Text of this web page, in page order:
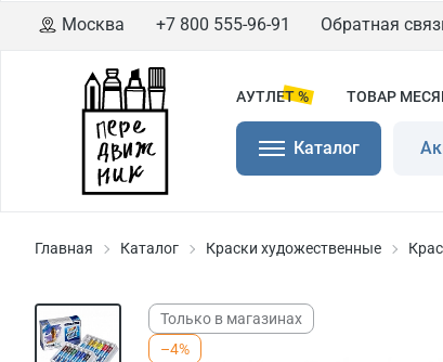
Москва +7 800 555-96-91 Обратная
АУТЛЕТ % ТОВАР
Каталог
Главная Каталог Краски художественные
Только в магазинах
–4%